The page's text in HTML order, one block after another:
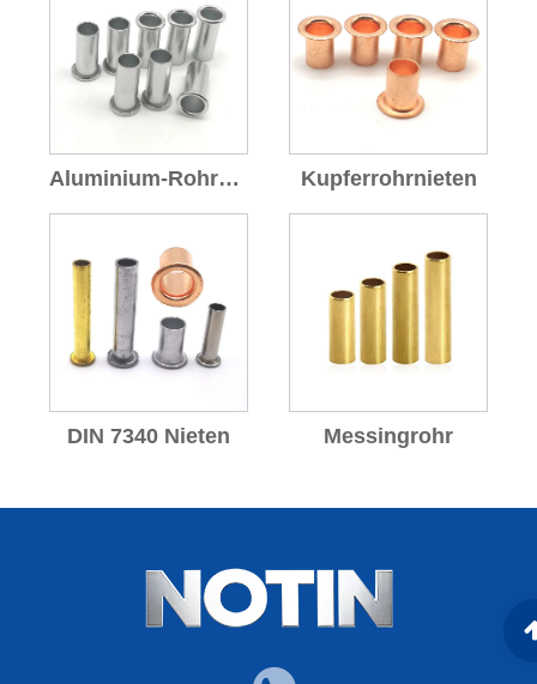
Aluminium-Rohrnieten Kupferrohrnieten
DIN 7340 Nieten Messingrohr